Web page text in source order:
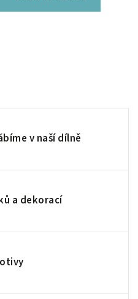
v naší dílně
a dekorací